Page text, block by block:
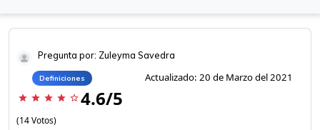
Pregunta por: Zuleyma Savedra
Definiciones Actualizado: 20 de Marzo del 2021
star star star star star_border 4.6/5
(14 Votos)